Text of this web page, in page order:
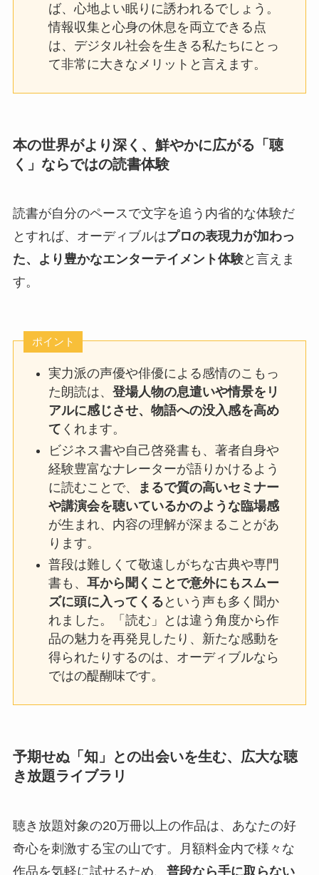
ば、心地よい眠りに誘われるでしょう。
情報収集と心身の休息を両立できる点
は、デジタル社会を生きる私たちにとっ
て非常に大きなメリットと言えます。
本の世界がより深く、鮮やかに広がる「聴
く」ならではの読書体験
読書が自分のペースで文字を追う内省的な体験だ
とすれば、オーディブルはプロの表現力が加わっ
た、より豊かなエンターテイメント体験と言えま
す。
ポイント
実力派の声優や俳優による感情のこもっ
た朗読は、登場人物の息遣いや情景をリ
アルに感じさせ、物語への没入感を高め
て くれます。
ビジネス書や自己啓発書も、著者自身や
経験豊富なナレーターが語りかけるよう
に読むことで、
まるで質の高いセミナー
や講演会を聴いているかのような臨場感
が生まれ、内容の理解が深まることがあ
ります。
普段は難しくて敬遠しがちな古典や専門
書も、耳から聞くことで意外にもスムー
ズに頭に入ってくる という声も多く聞か
れました。「読む」とは違う角度から作
品の魅力を再発見したり、新たな感動を
得られたりするのは、オーディブルなら
ではの醍醐味です。
予期せぬ「知」との出会いを生む、広大な聴
き放題ライブラリ
聴き放題対象の20万冊以上の作品は、あなたの好
奇心を刺激する宝の山です。月額料金内で様々な
作品を気軽に試せるため、 普段なら手に取らない